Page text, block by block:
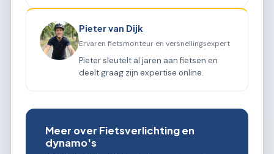
Pieter van Dijk
Ervaren fietsmonteur en versnellingsexpert
Pieter sleutelt al jaren aan fietsen en
deelt graag zijn expertise online.
Meer over Fietsverlichting en
dynamo's